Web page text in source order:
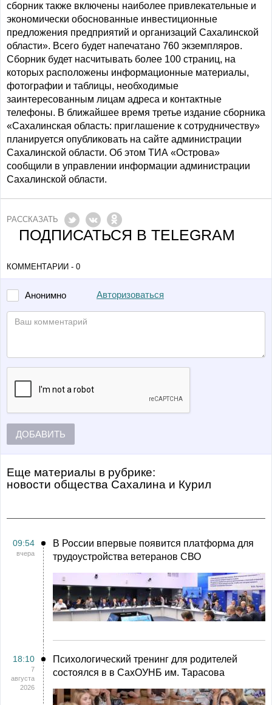
сборник также включены наиболее привлекательные и
экономически обоснованные инвестиционные
предложения предприятий и организаций Сахалинской
области». Всего будет напечатано 760 экземпляров.
Сборник будет насчитывать более 100 страниц, на
которых расположены информационные материалы,
фотографии и таблицы, необходимые
заинтересованным лицам адреса и контактные
телефоны. В ближайшее время третье издание сборника
«Сахалинская область: приглашение к сотрудничеству»
планируется опубликовать на сайте администрации
Сахалинской области. Об этом ТИА «Острова»
сообщили в управлении информации администрации
Сахалинской области.
РАССКАЗАТЬ
ПОДПИСАТЬСЯ В TELEGRAM
КОММЕНТАРИИ - 0
Анонимно Авторизоваться
ДОБАВИТЬ
Еще материалы в рубрике:
Новости общества Сахалина и Курил
09:54
вчера
В России впервые появится платформа для
трудоустройства ветеранов СВО
18:10
7
августа
2026
Психологический тренинг для родителей
состоялся в в СахОУНБ им. Тарасова